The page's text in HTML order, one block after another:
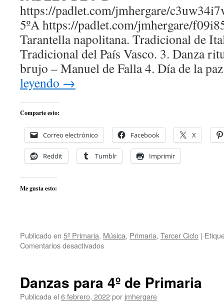
https://padlet.com/jmhergare/
5ºA https://padlet.com/jmhergare/
Tarantella napolitana. Tradicional de
Tradicional del País Vasco. 3. Danza
brujo – Manuel de Falla 4. Día de la
leyendo →
Comparte esto:
Correo electrónico Facebook X
Reddit Tumblr Imprimir
Me gusta esto:
Publicado en 5º Primaria, Música, Primaria, Tercer Ciclo |
Comentarios desactivadosen
de
Primaria
Danzas para 4º de Primaria
Publicada el 6 febrero, 2022por jmhergare